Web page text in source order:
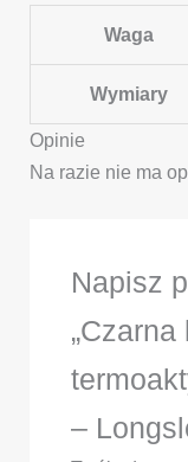
Waga
Wymiary
Opinie
Na razie nie ma
Napisz
–